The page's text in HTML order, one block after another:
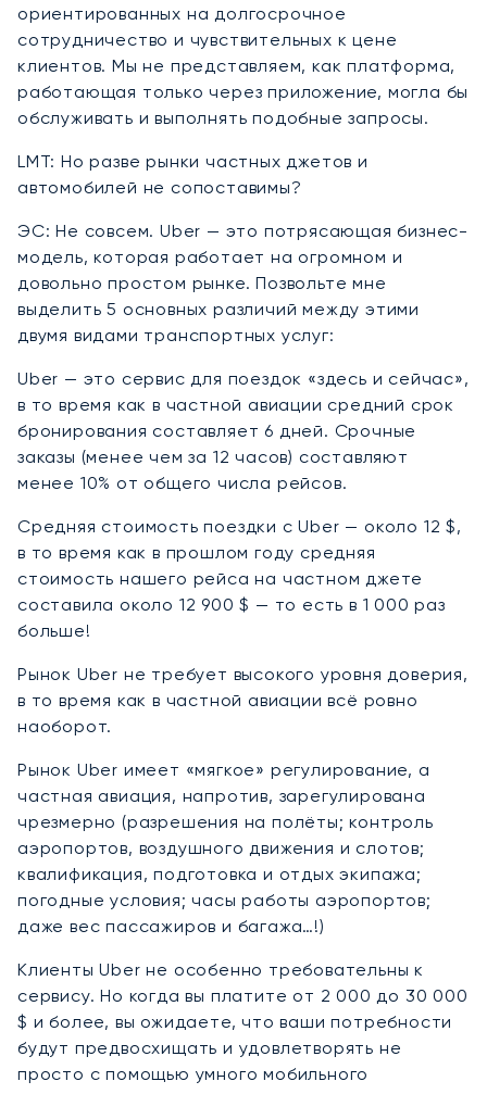
ориентированных на долгосрочное
сотрудничество и чувствительных к цене
клиентов. Мы не представляем, как платформа,
работающая только через приложение, могла бы
обслуживать и выполнять подобные запросы.
LMT: Но разве рынки частных джетов и
автомобилей не сопоставимы?
ЭС: Не совсем. Uber — это потрясающая бизнес-
модель, которая работает на огромном и
довольно простом рынке. Позвольте мне
выделить 5 основных различий между этими
двумя видами транспортных услуг:
Uber — это сервис для поездок «здесь и сейчас»,
в то время как в частной авиации средний срок
бронирования составляет 6 дней. Срочные
заказы (менее чем за 12 часов) составляют
менее 10% от общего числа рейсов.
Средняя стоимость поездки с Uber — около 12 $,
в то время как в прошлом году средняя
стоимость нашего рейса на частном джете
составила около 12 900 $ — то есть в 1 000 раз
больше!
Рынок Uber не требует высокого уровня доверия,
в то время как в частной авиации всё ровно
наоборот.
Рынок Uber имеет «мягкое» регулирование, а
частная авиация, напротив, зарегулирована
чрезмерно (разрешения на полёты; контроль
аэропортов, воздушного движения и слотов;
квалификация, подготовка и отдых экипажа;
погодные условия; часы работы аэропортов;
даже вес пассажиров и багажа…!)
Клиенты Uber не особенно требовательны к
сервису. Но когда вы платите от 2 000 до 30 000
$ и более, вы ожидаете, что ваши потребности
будут предвосхищать и удовлетворять не
просто с помощью умного мобильного